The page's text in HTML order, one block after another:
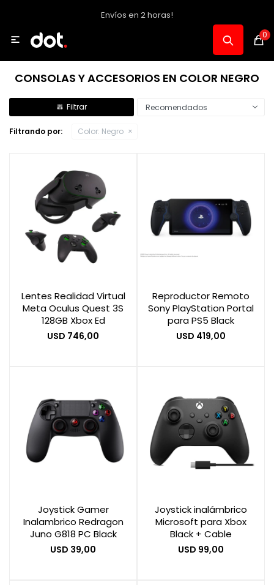
Envíos en 2 horas!
0

CONSOLAS Y ACCESORIOS EN COLOR NEGRO
Recomendados
Filtrando por: Color: Negro
Lentes Realidad Virtual
Meta Oculus Quest 3S
128GB Xbox Ed
USD 746,00
Reproductor Remoto
Sony PlayStation Portal
para PS5 Black
USD 419,00
Joystick Gamer
Inalambrico Redragon
Juno G818 PC Black
USD 39,00
Joystick inalámbrico
Microsoft para Xbox
Black + Cable
USD 99,00
Notebooks y PC
Informática
Audio, Foto y Video
Smart Home
Movilidad Eléctrica